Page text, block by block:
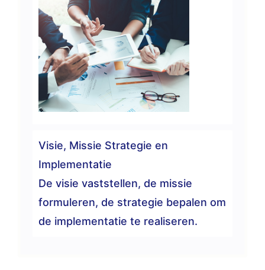
Visie, Missie Strategie en
Implementatie
De visie vaststellen, de missie
formuleren, de strategie bepalen om
de implementatie te realiseren.